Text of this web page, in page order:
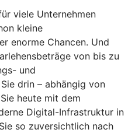
viele Unternehmen
kleine
enorme Chancen. Und
von bis zu
und
drin – abhängig von
heute mit dem
Digital-Infrastruktur in
so zuversichtlich nach